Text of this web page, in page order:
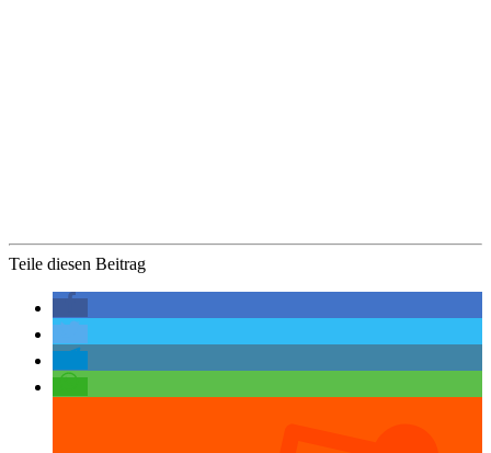
Teile diesen Beitrag